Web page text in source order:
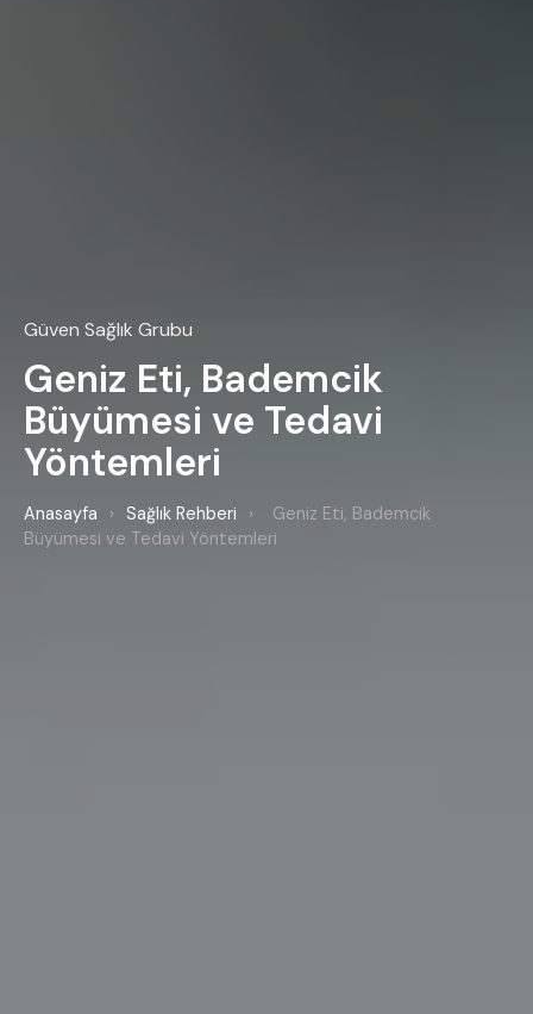
Güven Sağlık Grubu
Geniz Eti, Bademcik
Büyümesi ve Tedavi
Yöntemleri
Anasayfa › Sağlık Rehberi ›
Geniz Eti, Bademcik
Büyümesi ve Tedavi Yöntemleri